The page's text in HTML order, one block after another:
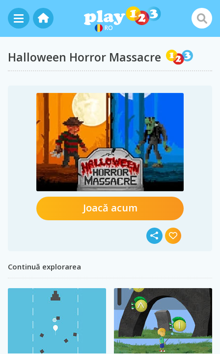
RO
Halloween Horror Massacre
Joacă acum
Continuă explorarea